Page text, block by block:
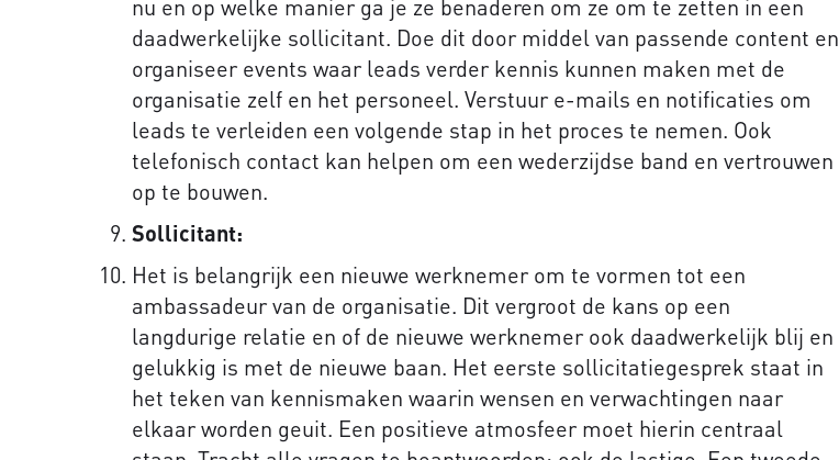
nu en op welke manier ga je ze benaderen om ze om te zetten in een
daadwerkelijke sollicitant. Doe dit door middel van passende content en
organiseer events waar leads verder kennis kunnen maken met de
organisatie zelf en het personeel. Verstuur e-mails en notificaties om
leads te verleiden een volgende stap in het proces te nemen. Ook
telefonisch contact kan helpen om een wederzijdse band en vertrouwen
op te bouwen.
Sollicitant:
Het is belangrijk een nieuwe werknemer om te vormen tot een
ambassadeur van de organisatie. Dit vergroot de kans op een
langdurige relatie en of de nieuwe werknemer ook daadwerkelijk blij en
gelukkig is met de nieuwe baan. Het eerste sollicitatiegesprek staat in
het teken van kennismaken waarin wensen en verwachtingen naar
elkaar worden geuit. Een positieve atmosfeer moet hierin centraal